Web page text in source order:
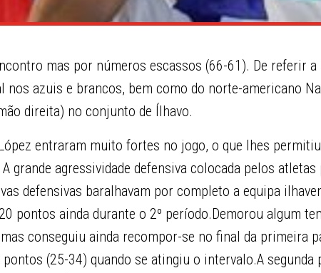
mas por números escassos (66-61). De referir a
nos azuis e brancos, bem como do norte-americano
direita) no conjunto de Ílhavo.
entraram muito fortes no jogo, o que lhes
grande agressividade defensiva colocada pelos
defensivas baralhavam por completo a equipa
pontos ainda durante o 2º período.Demorou algum
conseguiu ainda recompor-se no final da primeira
(25-34) quando se atingiu o intervalo.A segunda